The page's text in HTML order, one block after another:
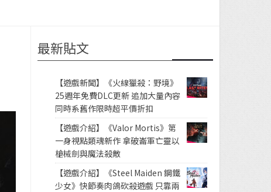
最新貼文
【遊戲新聞】《火線獵殺：野境》
25週年免費DLC更新 追加大量內容
同時系舊作限時超平價折扣
【遊戲介紹】《Valor Mortis》第
一身視點類魂新作 拿破崙軍亡靈以
槍械劍與魔法殺敵
【遊戲介紹】《Steel Maiden 鋼鐵
少女》快節奏肉鴿砍殺遊戲 只靠兩